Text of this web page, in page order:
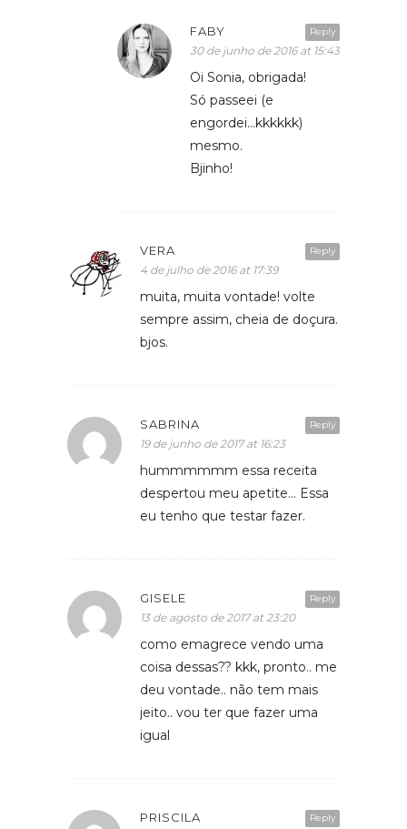
Reply
FABY
30 de junho de 2016 at 15:43
Oi Sonia, obrigada!
Só passeei (e
engordei…kkkkkk)
mesmo.
Bjinho!
Reply
VERA
4 de julho de 2016 at 17:39
muita, muita vontade! volte
sempre assim, cheia de doçura.
bjos.
Reply
SABRINA
19 de junho de 2017 at 16:23
hummmmmm essa receita
despertou meu apetite… Essa
eu tenho que testar fazer.
Reply
GISELE
13 de agosto de 2017 at 23:20
como emagrece vendo uma
coisa dessas?? kkk, pronto.. me
deu vontade.. não tem mais
jeito.. vou ter que fazer uma
igual
Reply
PRISCILA